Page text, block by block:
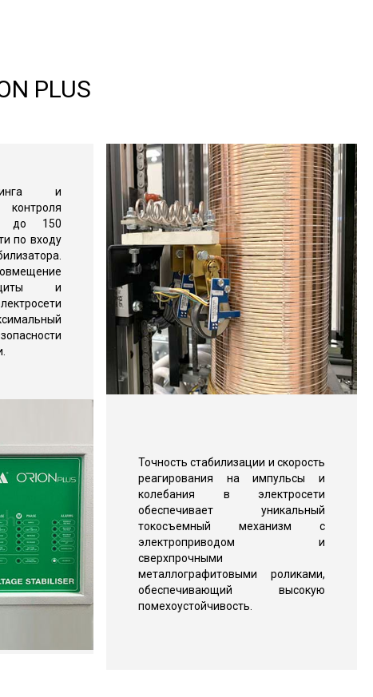
PLUS
и
до 150
по входу
и
Точность стабилизации и скорость
реагирования на импульсы и
колебания в электросети
обеспечивает уникальный
токосъемный механизм с
электроприводом и
сверхпрочными
металлографитовыми роликами,
обеспечивающий высокую
помехоустойчивость.